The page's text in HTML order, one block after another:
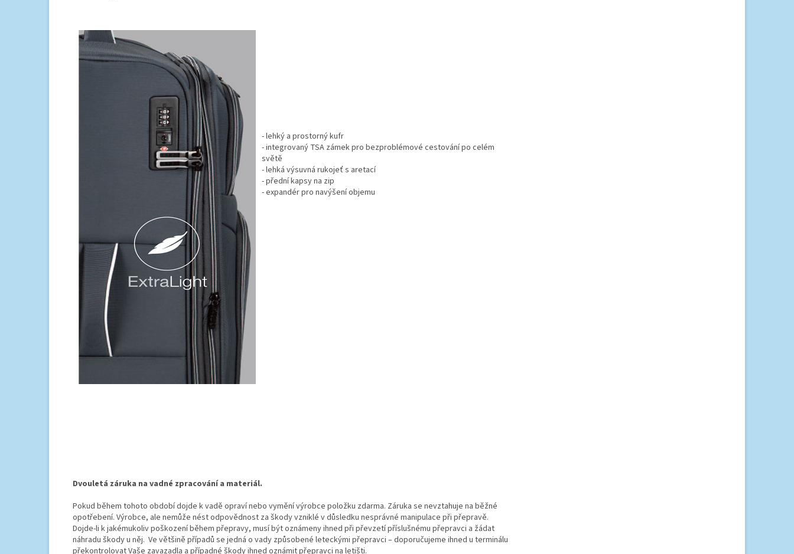
- lehký a prostorný kufr
- integrovaný TSA zámek pro bezproblémové cestování po celém
světě
- lehká výsuvná rukojeť s aretací
- přední kapsy na zip
- expandér pro navýšení objemu
Dvouletá záruka na vadné zpracování a materiál.
Pokud během tohoto období dojde k vadě opraví nebo vymění výrobce položku zdarma. Záruka se nevztahuje na běžné
opotřebení. Výrobce, ale nemůže nést odpovědnost za škody vzniklé v důsledku nesprávné manipulace při přepravě.
Dojde-li k jakémukoliv poškození během přepravy, musí být oznámeny ihned při převzetí příslušnému přepravci a žádat
náhradu škody u něj. Ve většině případů se jedná o vady způsobené leteckými přepravci – doporučujeme ihned u terminálu
překontrolovat Vaše zavazadla a případné škody ihned oznámit přepravci na letišti.